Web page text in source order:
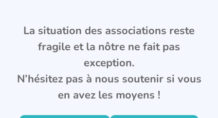
La situation des associations reste
fragile et la nôtre ne fait pas
exception.
N’hésitez pas à nous soutenir si vous
en avez les moyens !